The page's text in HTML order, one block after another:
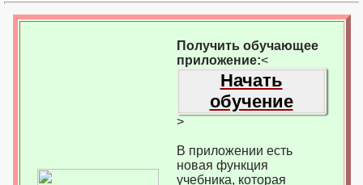
Получить обучающее
приложение:<
Начать
обучение
>
В приложении есть
новая функция
учебника, которая